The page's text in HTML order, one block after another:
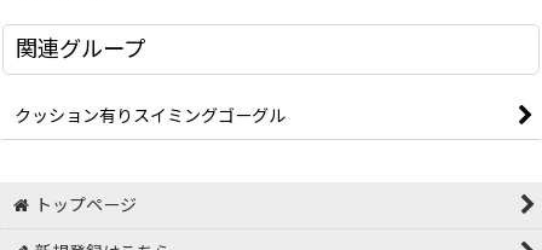
関連グループ
クッション有りスイミングゴーグル
トップページ